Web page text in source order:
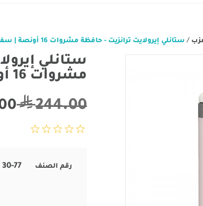
/ ستانلي إيرولايت ترانزيت - حافظة مشروات 16 أونصة | سفري خفيف الوزن
ستانلي
مشروات 16 أونصة | سفري خفيف الوزن
244.00
رقم الصنف 30-77